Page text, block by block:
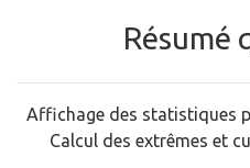
Résumé
Affichage des statistiques
Calcul des extrêmes et